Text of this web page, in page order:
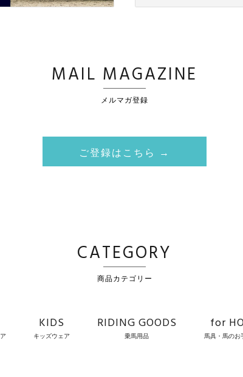
MAIL MAGAZINE
メルマガ登録
ご登録はこちら →
CATEGORY
商品カテゴリー
KIDS
キッズウェア
RIDING GOODS
乗馬用品
for
馬具・馬のお